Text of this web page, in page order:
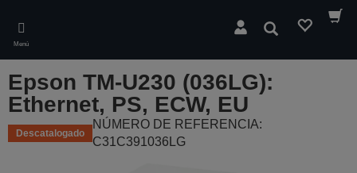
main
content
Menú
Buscar
Epson TM-U230 (036LG):
Ethernet, PS, ECW, EU
Descatalogado
NÚMERO DE REFERENCIA:
C31C391036LG